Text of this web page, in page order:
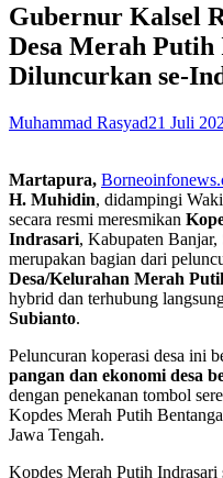
Gubernur Kalsel
Desa Merah
Diluncurkan se-
Muhammad Rasyad21 Juli
Martapura,
H. Muhidin, didampingi
secara resmi meresmikan
Indrasari, Kabupaten
merupakan bagian dari
Desa/Kelurahan Merah
hybrid dan terhubung
Subianto.
Peluncuran koperasi desa ini
pangan dan ekonomi desa
dengan penekanan tombol
Kopdes Merah Putih
Jawa Tengah.
Kopdes Merah Putih